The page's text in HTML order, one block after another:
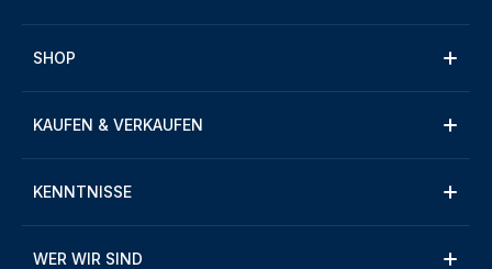
SHOP
KAUFEN & VERKAUFEN
KENNTNISSE
WER WIR SIND